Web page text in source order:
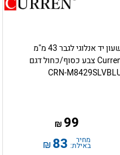
שעון יד אנלוגי לגבר 43 מ''מ
Curren צבע כסוף/כחול דגם
CRN-
99
₪
מחיר
באילת: 83
₪